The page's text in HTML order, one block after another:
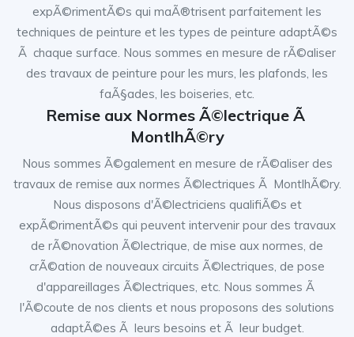
expÃ©rimentÃ©s qui maÃ®trisent parfaitement les
techniques de peinture et les types de peinture adaptÃ©s
Ã chaque surface. Nous sommes en mesure de rÃ©aliser
des travaux de peinture pour les murs, les plafonds, les
faÃ§ades, les boiseries, etc.
Remise aux Normes Ã©lectrique Ã
MontlhÃ©ry
Nous sommes Ã©galement en mesure de rÃ©aliser des
travaux de remise aux normes Ã©lectriques Ã MontlhÃ©ry.
Nous disposons d'Ã©lectriciens qualifiÃ©s et
expÃ©rimentÃ©s qui peuvent intervenir pour des travaux
de rÃ©novation Ã©lectrique, de mise aux normes, de
crÃ©ation de nouveaux circuits Ã©lectriques, de pose
d'appareillages Ã©lectriques, etc. Nous sommes Ã
l'Ã©coute de nos clients et nous proposons des solutions
adaptÃ©es Ã leurs besoins et Ã leur budget.